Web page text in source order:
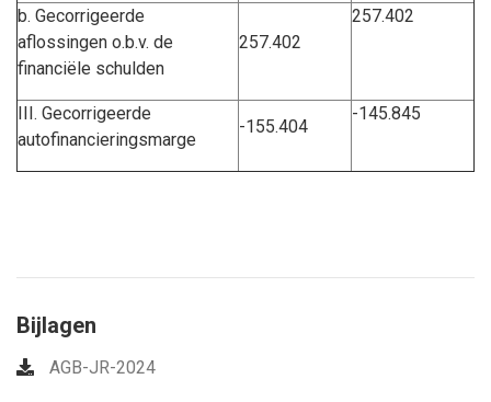
b. Gecorrigeerde
aflossingen o.b.v. de
financiële schulden
257.402
257.402
III. Gecorrigeerde
autofinancieringsmarge
-155.404
-145.845
Bijlagen
AGB-JR-2024